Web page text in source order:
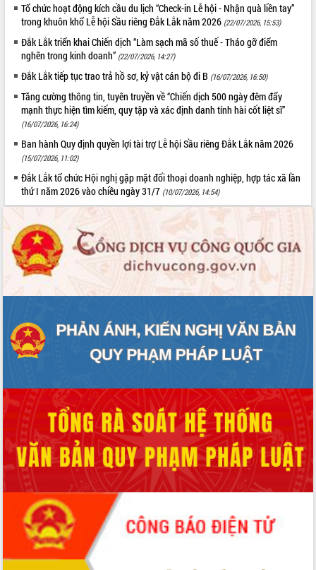
Tổ chức hoạt động kích cầu du lịch “Check-in Lễ hội - Nhận quà liền tay”
trong khuôn khổ Lễ hội Sầu riêng Đắk Lắk năm 2026 (22/07/2026, 15:53)
Đắk Lắk triển khai Chiến dịch “Làm sạch mã số thuế - Tháo gỡ điểm
nghẽn trong kinh doanh” (22/07/2026, 14:27)
Đắk Lắk tiếp tục trao trả hồ sơ, kỷ vật cán bộ đi B (16/07/2026, 16:50)
Tăng cường thông tin, tuyên truyền về “Chiến dịch 500 ngày đêm đẩy
mạnh thực hiện tìm kiếm, quy tập và xác định danh tính hài cốt liệt sĩ”
(16/07/2026, 16:24)
Ban hành Quy định quyền lợi tài trợ Lễ hội Sầu riêng Đắk Lắk năm 2026
(15/07/2026, 11:02)
Đắk Lắk tổ chức Hội nghị gặp mặt đối thoại doanh nghiệp, hợp tác xã lần
thứ I năm 2026 vào chiều ngày 31/7 (10/07/2026, 14:54)